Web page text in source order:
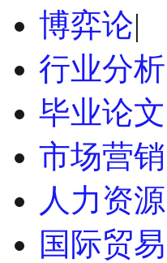
博弈论|
行业分析
毕业论文
市场营销
人力资源
国际贸易